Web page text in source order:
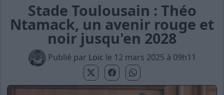
Stade Toulousain : Théo
Ntamack, un avenir rouge et
noir jusqu'en 2028
Publié par Loïc le 12 mars 2025 à 09h11